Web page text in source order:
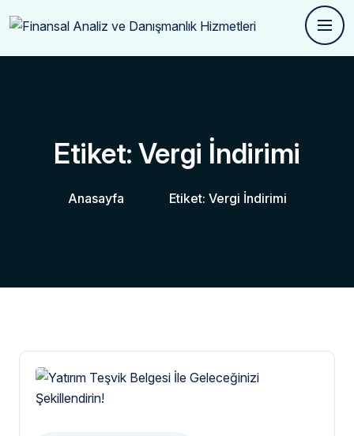
Etiket: Vergi İndirimi
Anasayfa Etiket: Vergi İndirimi